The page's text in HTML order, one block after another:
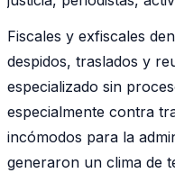
Fiscales y exfiscales
despidos, traslados y
especializado sin
especialmente contra
incómodos para la
generaron un clima de